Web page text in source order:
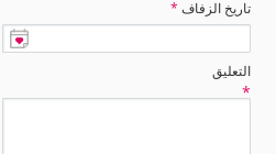
تاريخ الزفاف *
التعليق
*